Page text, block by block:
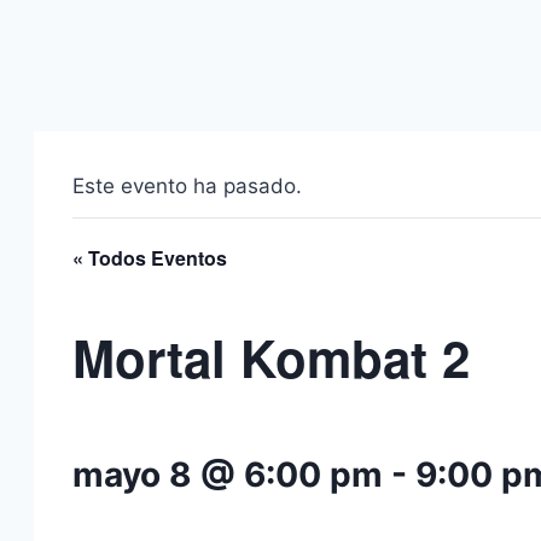
Este evento ha pasado.
« Todos Eventos
Mortal Kombat 2
mayo 8 @ 6:00 pm - 9:00